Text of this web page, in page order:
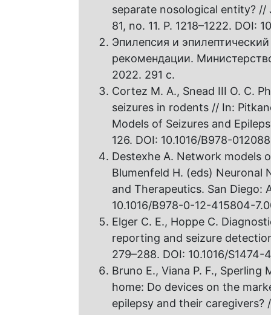
separate nosological entity? //
81, no. 11. P. 1218–1222. DOI:
Эпилепсия и
рекомендации.
2022. 291 с.
Cortez M. A., Snead III O. C.
seizures in rodents // In:
Models of Seizures and
126. DOI: 10.1016/B978-
Destexhe A. Network models
Blumenfeld H. (eds) Neuronal
and Therapeutics. San Diego:
10.1016/B978-0-12-415804-
Elger C. E., Hoppe C.
reporting and seizure
279–288. DOI: 10.1016/
Bruno E., Viana P. F., Sperling
home: Do devices on the
epilepsy and their caregivers?